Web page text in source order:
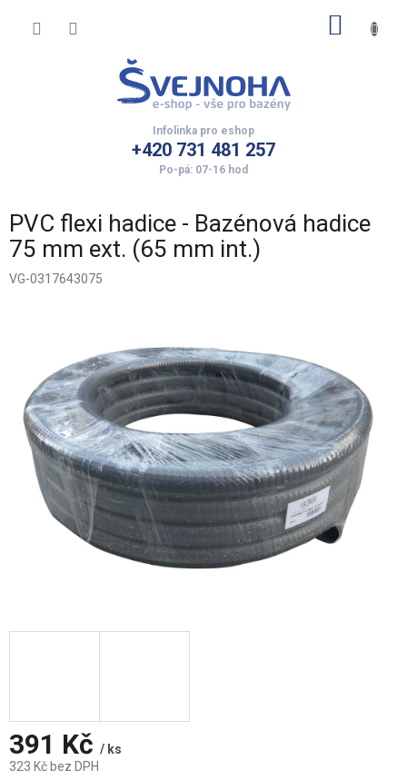
+420 731 481 257
PVC flexi hadice - Bazénová hadice
75 mm ext. (65 mm int.)
VG-0317643075
391 Kč / ks
323 Kč bez DPH